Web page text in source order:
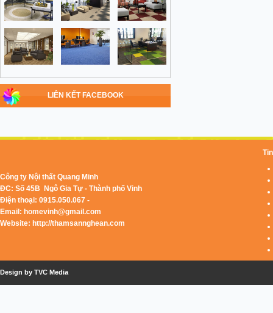
LIÊN KẾT FACEBOOK
Công ty Nội thất Quang Minh
ĐC: Số 45B Ngô Gia Tự - Thành phố Vinh
Điện thoại: 0915.050.067 -
Email: homevinh@gmail.com
Website: http://thamsannghean.com
Design by TVC Media